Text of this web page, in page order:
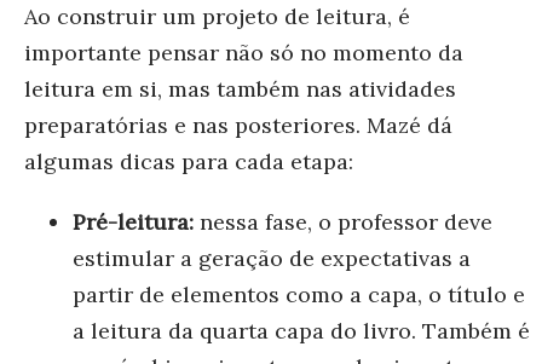
Ao construir um projeto de leitura, é
importante pensar não só no momento da
leitura em si, mas também nas atividades
preparatórias e nas posteriores. Mazé dá
algumas dicas para cada etapa:
Pré-leitura: nessa fase, o professor deve
estimular a geração de expectativas a
partir de elementos como a capa, o título e
a leitura da quarta capa do livro. Também é